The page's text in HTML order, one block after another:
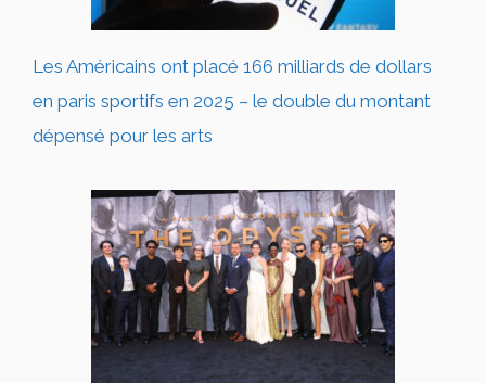
Les Américains ont placé 166 milliards de dollars
en paris sportifs en 2025 – le double du montant
dépensé pour les arts